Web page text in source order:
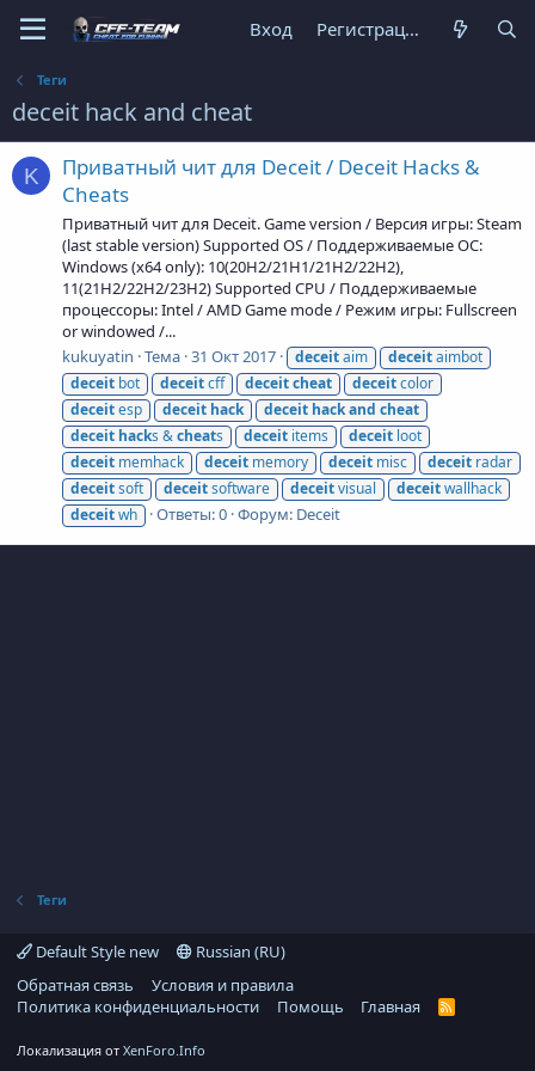
Вход Регистрация
Теги
deceit hack and cheat
K
Приватный чит для Deceit / Deceit Hacks &
Cheats
Приватный чит для Deceit. Game version / Версия игры: Steam
(last stable version) Supported OS / Поддерживаемые ОС:
Windows (x64 only): 10(20H2/21H1/21H2/22H2),
11(21H2/22H2/23H2) Supported CPU / Поддерживаемые
процессоры: Intel / AMD Game mode / Режим игры: Fullscreen
or windowed /...
kukuyatin Тема 31 Окт 2017 deceitaim deceitaimbot
deceit bot deceitcff deceitcheat deceitcolor
deceitesp deceit hack deceit hackand cheat
deceit hacks &cheats deceit items deceit loot
deceit memhack deceit memory deceit misc deceit radar
deceitsoft deceitsoftware deceitvisual deceitwallhack
deceitwh Ответы: 0 Форум: Deceit
Теги
Default Style new
Russian (RU)
Обратная связь
Условия и правила
Политика конфиденциальности
Помощь Главная
R
Локализация от XenForo.Info